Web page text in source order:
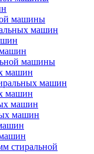
машины
машин
машины
машин
машин
машин
машин
машин
стиральной